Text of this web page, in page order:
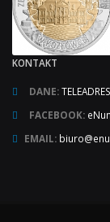
KONTAKT
DANE:
FACEBOOK:
EMAIL: